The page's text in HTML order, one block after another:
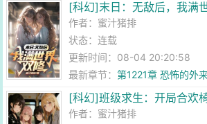
[科幻]末日：无敌后，我满
作者： 蜜汁猪排
状态：连载
更新时间：08-04 20:20:58
最新章节：第1221章 恐怖的外
[科幻]班级求生：开局合欢
作者： 蜜汁猪排